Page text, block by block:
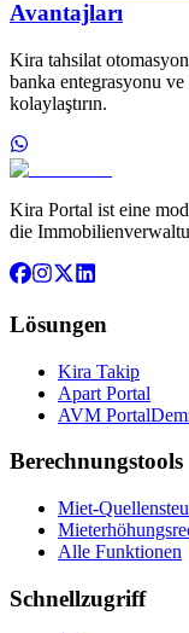
Avantajları
Kira tahsilat
banka entegrasyonu
kolaylaştırın.
Kira Portal ist eine
die
Lösungen
Kira Takip
Apart Portal
AVM Portal
Berechnungstools
Miet-
Alle Funktionen
Schnellzugriff